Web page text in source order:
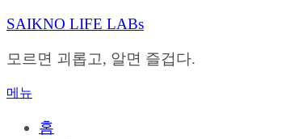
내
으
바
SAIKNO LIFE LABs
모르면 괴롭고, 알면 즐겁다.
메뉴
홈